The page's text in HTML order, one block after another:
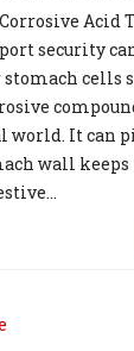
Acid
security
stomach cells
It can
wall keeps